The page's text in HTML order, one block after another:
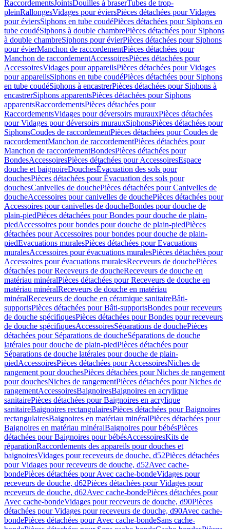
RaccordementsJointsDouilles à braserTubes de trop-
pleinRallongesVidages pour éviersPièces détachées pour Vidages
pour éviersSiphons en tube coudéPièces détachées pour Siphons en
tube coudéSiphons à double chambrePièces détachées pour Siphons
à double chambreSiphons pour évierPièces détachées pour Siphons
pour évierManchon de raccordementPièces détachées pour
Manchon de raccordementAccessoiresPièces détachées pour
AccessoiresVidages pour appareilsPièces détachées pour Vidages
pour appareilsSiphons en tube coudéPièces détachées pour Siphons
en tube coudéSiphons à encastrerPièces détachées pour Siphons à
encastrerSiphons apparentsPièces détachées pour Siphons
apparentsRaccordementsPièces détachées pour
RaccordementsVidages pour déversoirs murauxPièces détachées
pour Vidages pour déversoirs murauxSiphonsPièces détachées pour
SiphonsCoudes de raccordementPièces détachées pour Coudes de
raccordementManchon de raccordementPièces détachées pour
Manchon de raccordementBondesPièces détachées pour
BondesAccessoiresPièces détachées pour AccessoiresEspace
douche et baignoireDouchesÉvacuation des sols pour
douchesPièces détachées pour Évacuation des sols pour
douchesCanivelles de douchePièces détachées pour Canivelles de
doucheAccessoires pour canivelles de douchePièces détachées pour
Accessoires pour canivelles de doucheBondes pour douche de
plain-piedPièces détachées pour Bondes pour douche de plain-
piedAccessoires pour bondes pour douche de plain-piedPièces
détachées pour Accessoires pour bondes pour douche de plain-
piedEvacuations muralesPièces détachées pour Evacuations
muralesAccessoires pour évacuations muralesPièces détachées pour
Accessoires pour évacuations muralesReceveurs de douchePièces
détachées pour Receveurs de doucheReceveurs de douche en
matériau minéralPièces détachées pour Receveurs de douche en
matériau minéralReceveurs de douche en matériau
minéralReceveurs de douche en céramique sanitaireBâti-
supportsPièces détachées pour Bâti-supportsBondes pour receveurs
de douche spécifiquesPièces détachées pour Bondes pour receveurs
de douche spécifiquesAccessoiresSéparations de douchePièces
détachées pour Séparations de doucheSéparations de douche
latérales pour douche de plain-piedPièces détachées pour
Séparations de douche latérales pour douche de plain-
piedAccessoiresPièces détachées pour AccessoiresNiches de
rangement pour douchesPièces détachées pour Niches de rangement
pour douchesNiches de rangementPièces détachées pour Niches de
rangementAccessoiresBaignoiresBaignoires en acrylique
sanitairePièces détachées pour Baignoires en acrylique
sanitaireBaignoires rectangulairesPièces détachées pour Baignoires
rectangulairesBaignoires en matériau minéralPièces détachées pour
Baignoires en matériau minéralBaignoires pour bébésPièces
détachées pour Baignoires pour bébésAccessoiresKits de
réparationRaccordements des appareils pour douches et
baignoiresVidages pour receveurs de douche, d52Pièces détachées
pour Vidages pour receveurs de douche, d52Avec cache-
bondePièces détachées pour Avec cache-bondeVidages pour
receveurs de douche, d62Pièces détachées pour Vidages pour
receveurs de douche, d62Avec cache-bondePièces détachées pour
Avec cache-bondeVidages pour receveurs de douche, d90Pièces
détachées pour Vidages pour receveurs de douche, d90Avec cache-
bondePièces détachées pour Avec cache-bondeSans cache-